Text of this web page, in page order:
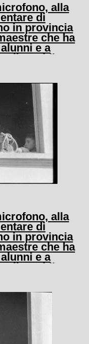
alla
di
in provincia
che ha
e a
Egidio
alla
di
in provincia
che ha
e a
Egidio